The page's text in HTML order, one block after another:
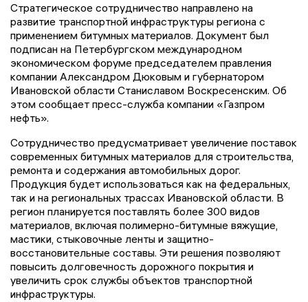
Стратегическое сотрудничество направлено на
развитие транспортной инфраструктуры региона с
применением битумных материалов. Документ был
подписан на Петербургском международном
экономическом форуме председателем правления
компании Александром Дюковым и губернатором
Ивановской области Станиславом Воскресенским. Об
этом сообщает пресс-служба компании «Газпром
нефть».
Сотрудничество предусматривает увеличение поставок
современных битумных материалов для строительства,
ремонта и содержания автомобильных дорог.
Продукция будет использоваться как на федеральных,
так и на региональных трассах Ивановской области. В
регион планируется поставлять более 300 видов
материалов, включая полимерно-битумные вяжущие,
мастики, стыковочные ленты и защитно-
восстановительные составы. Эти решения позволяют
повысить долговечность дорожного покрытия и
увеличить срок службы объектов транспортной
инфраструктуры.